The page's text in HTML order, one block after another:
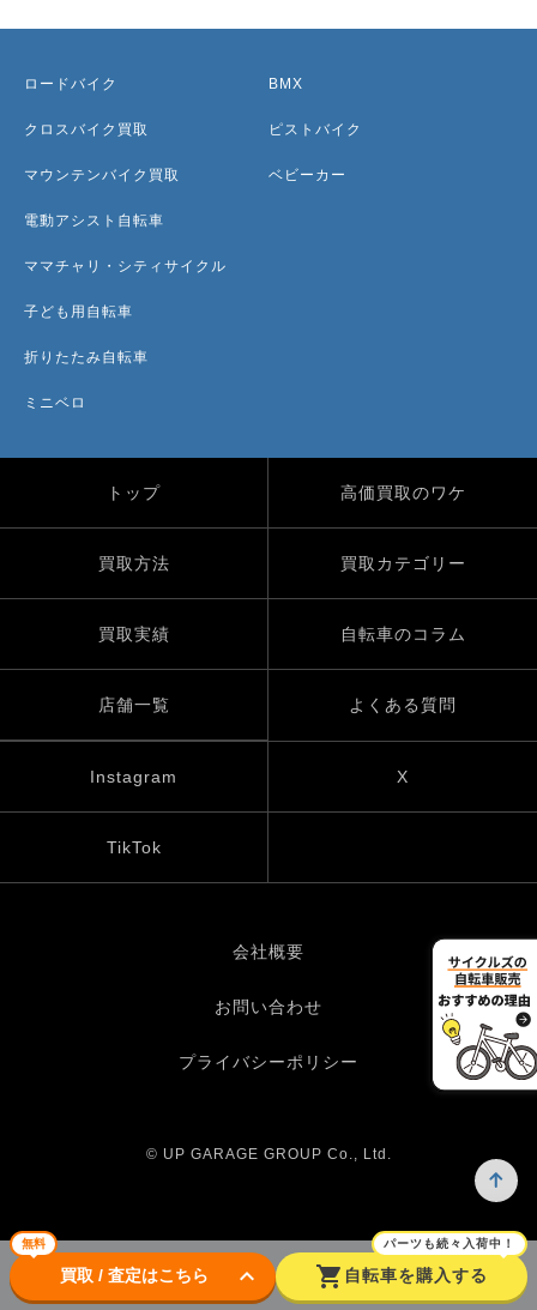
無料
買取 / 査定はこちら keyboard_arrow_down shopping_cart
パーツも続々入荷中！
自転車を購入する
ロードバイク
クロスバイク買取
マウンテンバイク買取
電動アシスト自転車
ママチャリ・シティサイクル
子ども用自転車
折りたたみ自転車
ミニベロ
BMX
ピストバイク
ベビーカー
トップ 高価買取のワケ
買取方法 買取カテゴリー
買取実績 自転車のコラム
店舗一覧 よくある質問
Instagram X
TikTok
会社概要
お問い合わせ
プライバシーポリシー
© UP GARAGE GROUP Co., Ltd.